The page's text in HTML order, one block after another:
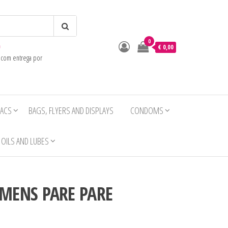
entrega por
0
€ 0,00
BAGS, FLYERS AND DISPLAYS CONDOMS
OILS AND LUBES
PARE PARE